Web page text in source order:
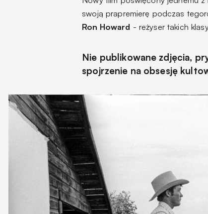
swoją prapremierę podczas
Ron Howard - reżyser takich
Nie publikowane zdjęcia,
spojrzenie na obsesję